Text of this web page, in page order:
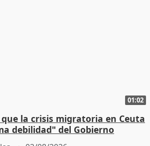
01:02
la crisis migratoria en Ceuta
debilidad" del Gobierno